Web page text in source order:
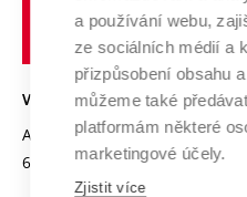
Transfer znalostí
Open Science
Projekty
Projekty ze strukturálních
Specifický výzkum
Služby univerzity
Mezinárodní dohody
Univerzitní sítě
Podnikavá univerzita /
Bezpečná univerzita
Vyznamenání
Organizační struktura
VYSOKÉ UČENÍ TECHNICKÉ V
Antonínská 548/1
602 00 Brno
a používání webu,
ze sociálních médií a
přizpůsobení obsahu
můžeme také
platformám některé
marketingové účely.
Zjistit více